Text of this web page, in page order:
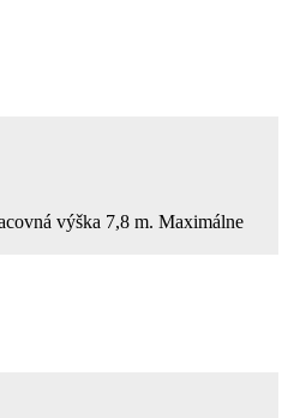
výška 7,8 m. Maximálne